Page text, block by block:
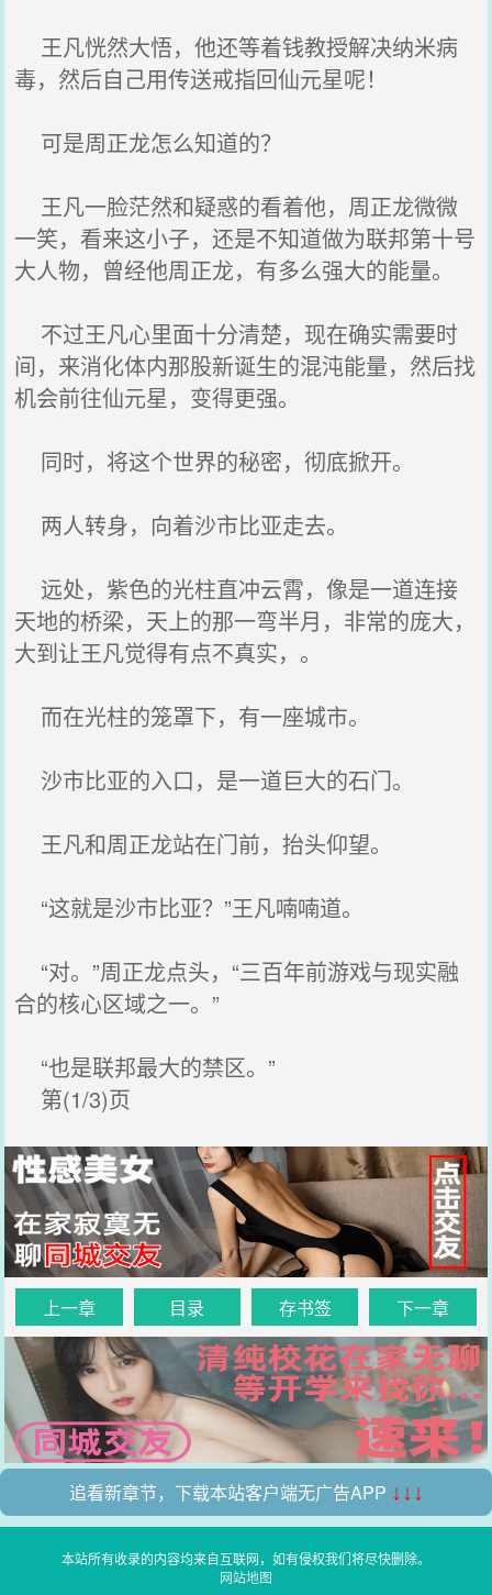
王凡恍然大悟，他还等着钱教授解决纳米病
毒，然后自己用传送戒指回仙元星呢！
可是周正龙怎么知道的？
王凡一脸茫然和疑惑的看着他，周正龙微微
一笑，看来这小子，还是不知道做为联邦第十号
大人物，曾经他周正龙，有多么强大的能量。
不过王凡心里面十分清楚，现在确实需要时
间，来消化体内那股新诞生的混沌能量，然后找
机会前往仙元星，变得更强。
同时，将这个世界的秘密，彻底掀开。
两人转身，向着沙市比亚走去。
远处，紫色的光柱直冲云霄，像是一道连接
天地的桥梁，天上的那一弯半月，非常的庞大，
大到让王凡觉得有点不真实，。
而在光柱的笼罩下，有一座城市。
沙市比亚的入口，是一道巨大的石门。
王凡和周正龙站在门前，抬头仰望。
“这就是沙市比亚？”王凡喃喃道。
“对。”周正龙点头，“三百年前游戏与现实融
合的核心区域之一。”
“也是联邦最大的禁区。”
第(1/3)页
上一章 目录 存书签 下一章
追看新章节，下载本站客户端无广告APP ↓↓↓
本站所有收录的内容均来自互联网，如有侵权我们将尽快删除。
网站地图